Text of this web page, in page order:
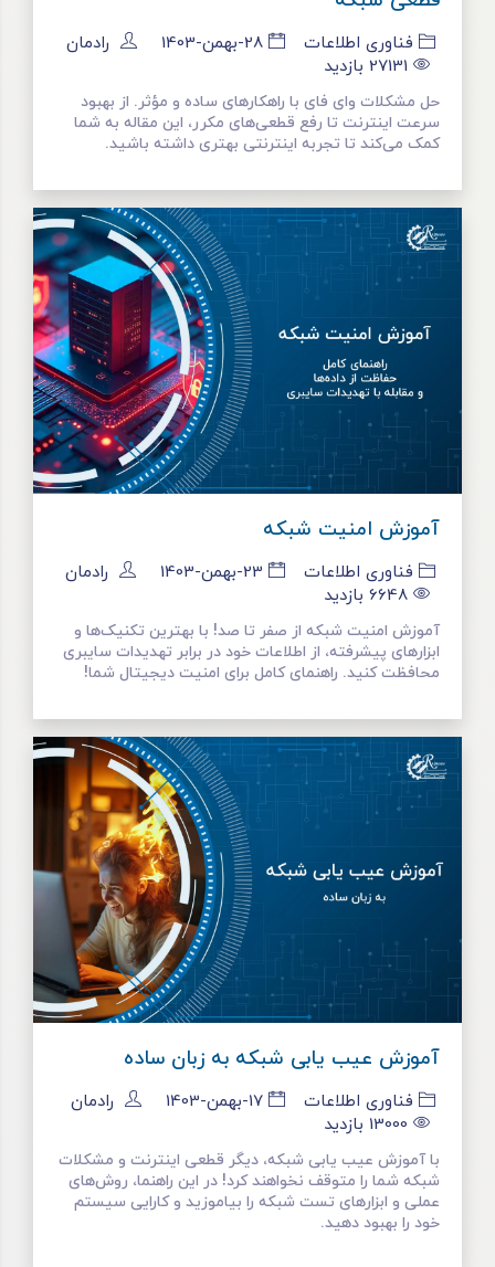
فناوری اطلاعات 28-بهمن-1403
رادمان
بازدید 27131
حل مشکلات وای فای با راهکارهای ساده و مؤثر. از بهبود
سرعت اینترنت تا رفع قطعی‌های مکرر، این مقاله به شما
کمک می‌کند تا تجربه اینترنتی بهتری داشته باشید.
آموزش امنیت شبکه
فناوری اطلاعات 23-بهمن-1403
رادمان
بازدید 6648
آموزش امنیت شبکه از صفر تا صد! با بهترین تکنیک‌ها و
ابزارهای پیشرفته، از اطلاعات خود در برابر تهدیدات سایبری
محافظت کنید. راهنمای کامل برای امنیت دیجیتال شما!
آموزش عیب یابی شبکه به زبان ساده
فناوری اطلاعات 17-بهمن-1403
رادمان
بازدید 13000
با آموزش عیب یابی شبکه، دیگر قطعی اینترنت و مشکلات
شبکه شما را متوقف نخواهند کرد! در این راهنما، روش‌های
عملی و ابزارهای تست شبکه را بیاموزید و کارایی سیستم
خود را بهبود دهید.